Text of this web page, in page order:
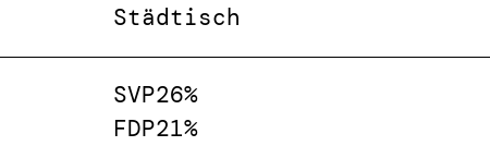
Städtisch
SVP26%
FDP21%